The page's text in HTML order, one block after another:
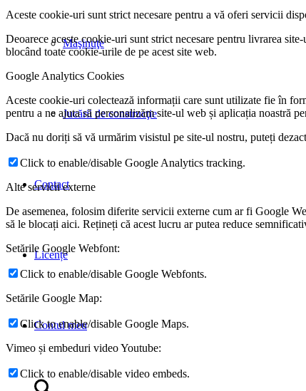
Maşinuţe
Jucării de construcţie
Contact
Licențe
Contul meu
Aceste cookie-uri sunt strict necesare pentru a vă oferi servicii
Deoarece aceste cookie-uri sunt strict necesare pentru livrarea
blocând toate cookie-urile de pe acest site web.
Google Analytics Cookies
Aceste cookie-uri colectează informații care sunt utilizate fie în
pentru a ne ajuta să personalizăm site-ul web și aplicația noastră
Dacă nu doriți să vă urmărim visistul pe site-ul nostru, puteți
Click to enable/disable Google Analytics tracking.
Alte servicii externe
De asemenea, folosim diferite servicii externe cum ar fi Google
să le blocați aici. Rețineți că acest lucru ar putea reduce
Setările Google Webfont:
Click to enable/disable Google Webfonts.
Setările Google Map:
Click to enable/disable Google Maps.
Vimeo și embeduri video Youtube:
Click to enable/disable video embeds.